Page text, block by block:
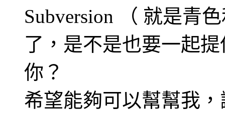
Subversion （ 就是青
了，是不是也要一起
你？
希望能夠可以幫幫我